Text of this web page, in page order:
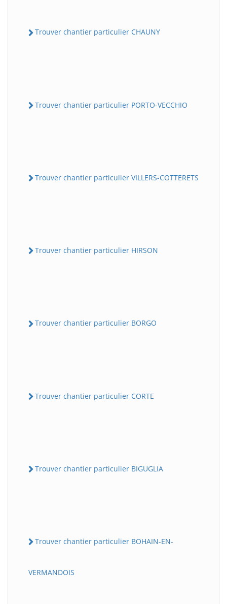
Trouver chantier particulier CHAUNY
Trouver chantier particulier PORTO-VECCHIO
Trouver chantier particulier VILLERS-COTTERETS
Trouver chantier particulier HIRSON
Trouver chantier particulier BORGO
Trouver chantier particulier CORTE
Trouver chantier particulier BIGUGLIA
Trouver chantier particulier BOHAIN-EN-
VERMANDOIS